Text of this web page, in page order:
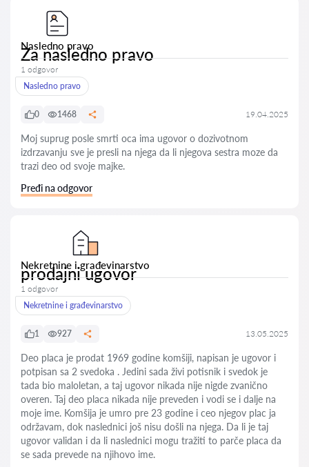
Nasledno pravo
Za nasledno pravo
1 odgovor
Nasledno pravo
0 1468 19.04.2025
Moj suprug posle smrti oca ima ugovor o dozivotnom
izdrzavanju sve je presli na njega da li njegova sestra moze da
trazi deo od svoje majke.
Pređi na odgovor
Nekretnine i građevinarstvo
prodajni ugovor
1 odgovor
Nekretnine i građevinarstvo
1 927 13.05.2025
Deo placa je prodat 1969 godine komšiji, napisan je ugovor i
potpisan sa 2 svedoka . Jedini sada živi potisnik i svedok je
tada bio maloletan, a taj ugovor nikada nije nigde zvanično
overen. Taj deo placa nikada nije preveden i vodi se i dalje na
moje ime. Komšija je umro pre 23 godine i ceo njegov plac ja
održavam, dok naslednici još nisu došli na njega. Da li je taj
ugovor validan i da li naslednici mogu tražiti to parče placa da
se sada prevede na njihovo ime.